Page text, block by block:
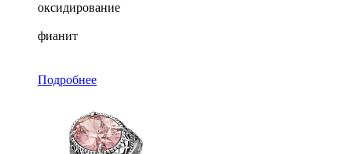
оксидирование
фианит
Подробнее